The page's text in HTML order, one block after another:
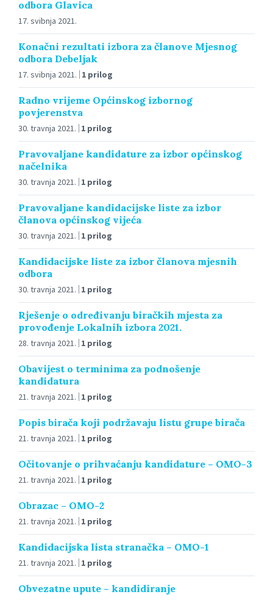
odbora Glavica
17. svibnja 2021.
Konačni rezultati izbora za članove Mjesnog
odbora Debeljak
17. svibnja 2021. 1 prilog
Radno vrijeme Općinskog izbornog
povjerenstva
30. travnja 2021. 1 prilog
Pravovaljane kandidature za izbor općinskog
načelnika
30. travnja 2021. 1 prilog
Pravovaljane kandidacijske liste za izbor
članova općinskog vijeća
30. travnja 2021. 1 prilog
Kandidacijske liste za izbor članova mjesnih
odbora
30. travnja 2021. 1 prilog
Rješenje o određivanju biračkih mjesta za
provođenje Lokalnih izbora 2021.
28. travnja 2021. 1 prilog
Obavijest o terminima za podnošenje
kandidatura
21. travnja 2021. 1 prilog
Popis birača koji podržavaju listu grupe birača
21. travnja 2021. 1 prilog
Očitovanje o prihvaćanju kandidature – OMO-3
21. travnja 2021. 1 prilog
Obrazac – OMO-2
21. travnja 2021. 1 prilog
Kandidacijska lista stranačka – OMO-1
21. travnja 2021. 1 prilog
Obvezatne upute – kandidiranje